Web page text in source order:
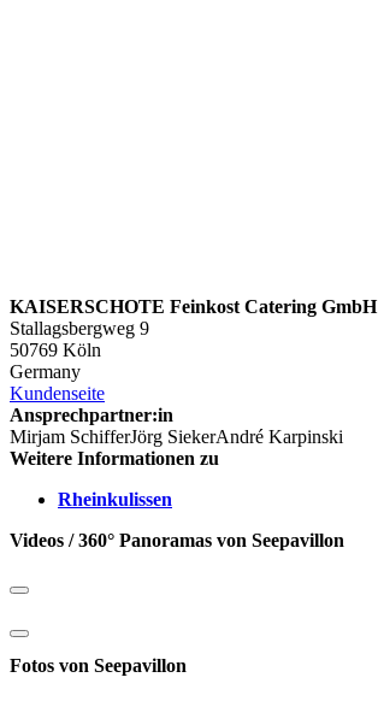
KAISERSCHOTE Feinkost Catering GmbH
Stallagsbergweg 9
50769 Köln
Germany
Kundenseite
Ansprechpartner:in
Mirjam SchifferJörg SiekerAndré Karpinski
Weitere Informationen zu
Rheinkulissen
Videos / 360° Panoramas von Seepavillon
Fotos von Seepavillon